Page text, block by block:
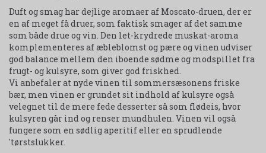
Duft og smag har dejlige aromaer af Moscato-druen, der er
en af meget få druer, som faktisk smager af det samme
som både drue og vin. Den let-krydrede muskat-aroma
komplementeres af æbleblomst og pære og vinen udviser
god balance mellem den iboende sødme og modspillet fra
frugt- og kulsyre, som giver god friskhed.
Vi anbefaler at nyde vinen til sommersæsonens friske
bær, men vinen er grundet sit indhold af kulsyre også
velegnet til de mere fede desserter så som flødeis, hvor
kulsyren går ind og renser mundhulen. Vinen vil også
fungere som en sødlig aperitif eller en sprudlende
'tørstslukker.